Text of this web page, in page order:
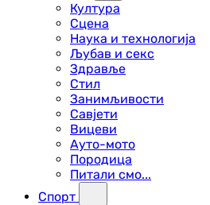
Култура
Сцена
Наука и технологија
Љубав и секс
Здравље
Стил
Занимљивости
Савјети
Вицеви
Ауто-мото
Породица
Питали смо...
Спорт